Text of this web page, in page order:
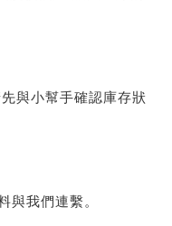
與小幫手確認庫存狀
與我們連繫。